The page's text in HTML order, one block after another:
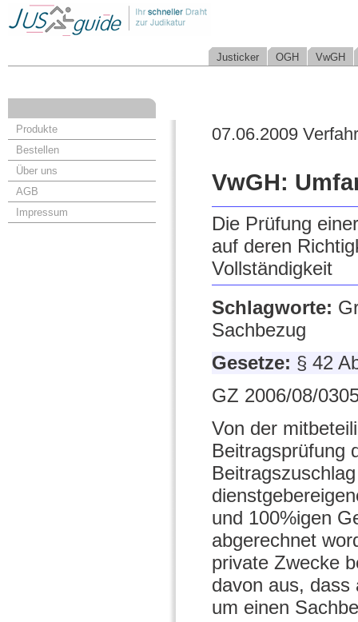
Justicker OGH VwGH
Produkte
Bestellen
Über uns
AGB
Impressum
07.06.2009
VwGH:
Die Prüfung
auf deren
Vollständigkeit
Schlagworte:
Sachbezug
Gesetze: § 42
GZ 2006/08/
Von der
Beitragsprüfung
und 100%igen
abgerechnet
private Zwecke
davon aus, dass
um einen